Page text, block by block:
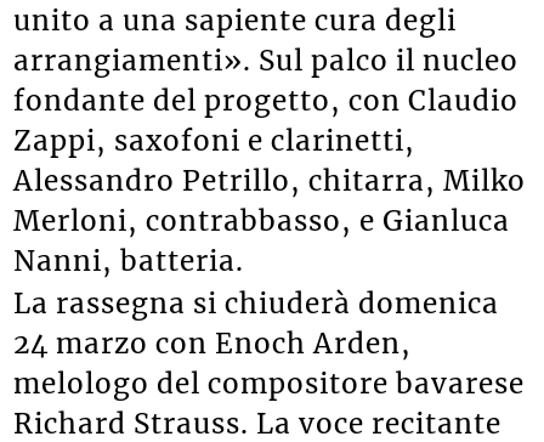
unito a una sapiente cura degli
arrangiamenti». Sul palco il nucleo
fondante del progetto, con Claudio
Zappi, saxofoni e clarinetti,
Alessandro Petrillo, chitarra, Milko
Merloni, contrabbasso, e Gianluca
Nanni, batteria.
La rassegna si chiuderà domenica
24 marzo con Enoch Arden,
melologo del compositore bavarese
Richard Strauss. La voce recitante